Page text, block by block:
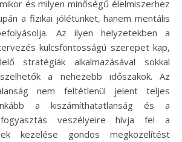
és milyen minőségű élelmiszerhez
a fizikai jólétünket, hanem mentális
Az ilyen helyzetekben a
kulcsfontosságú szerepet kap,
stratégiák alkalmazásával sokkal
a nehezebb időszakok. Az
nem feltétlenül jelent teljes
a kiszámíthatatlanság és a
fogyasztás veszélyeire hívja fel a
kezelése gondos megközelítést